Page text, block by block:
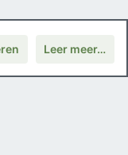
Leer meer…